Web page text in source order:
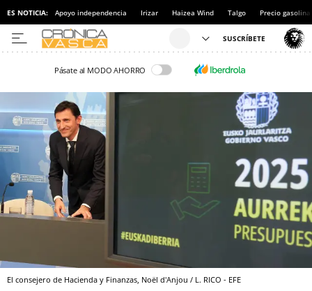
ES NOTICIA: Apoyo independencia Irizar Haizea Wind Talgo Precio gasolina
Pásate al MODO AHORRO
El consejero de Hacienda y Finanzas, Noël d'Anjou / L. RICO - EFE